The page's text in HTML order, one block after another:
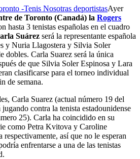
Ayer
de Toronto (Canadá) la Rogers
hasta 3 tenistas españolas en el cuadro
Suárez será la representante española
y Nuria Llagostera y Silvia Soler
dobles. Carla Suarez será la única
de que Silvia Soler Espinosa y Lara
clasificarse para el torneo individual
de semana.
Carla Suarez (actual número 19 del
contra la tenista estadounidense
25). Carla ha coincidido en su
como Petra Kvitova y Caroline
así que no le esperan
enfrentarse a una de las tenistas